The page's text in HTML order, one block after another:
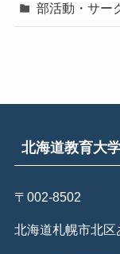
部活動・サー
北海道教育大
〒002-8502
北海道札幌市北区